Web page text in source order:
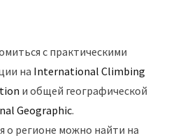
с практическими
на International Climbing
и общей географической
Geographic.
о регионе можно найти на